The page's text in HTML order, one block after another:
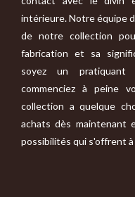
intérieure. Notre équipe
de notre collection
fabrication et sa
soyez un
commenciez à peine
collection a quelque
achats dès maintenant
possibilités qui s'offrent à